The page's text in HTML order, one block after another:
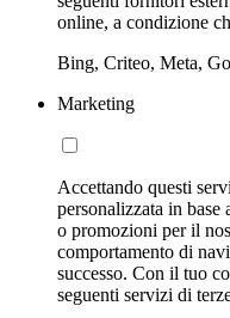
online, a condizione
Bing, Criteo, Meta,
Marketing
Accettando questi
personalizzata in base
o promozioni per il
comportamento di
successo. Con il tuo
seguenti servizi di